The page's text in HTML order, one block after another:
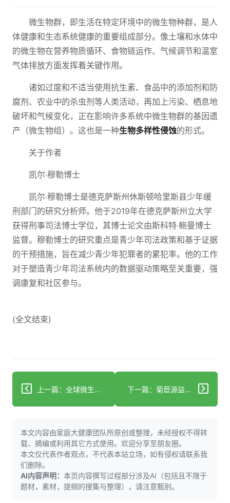
微生物群，即生活在特定环境中的微生物种群，是人
体健康和生态系统健康的重要组成部分。像土壤和水体中
的微生物在营养物质循环、食物链运作、气候调节和温室
气体排放方面发挥着关键作用。
诸如过度和不适当使用抗生素、食品中的添加剂和防
腐剂、农业中的杀虫剂等人类活动，再加上污染、栖息地
破坏和气候变化，正在影响许多系统中微生物群的基因遗
产（微生物组）。这也是一种生物多样性侵蚀的形式。
关于作者
凯尔·穆勒博士
凯尔·穆勒博士是德克萨斯州休斯顿哈里斯县少年缓
刑部门的研究分析师。他于2019年在德克萨斯州立大学
获得刑事司法博士学位，其博士论文由斯科特·鲍曼博士
监督。穆勒博士的研究重点是青少年司法政策和基于证据
的干预措施，旨在减少青少年犯罪者的累犯率。他的工作
对于塑造青少年司法系统内的数据驱动策略至关重要，强
调康复和社区参与。
(全文结束)
上一篇：全球微生物组保存计划进入扩展阶段 下一篇：菊苣源益生元与HMOs：促进幼儿肠道健康
本文内容由家庭大健康团队所原创或整理，未经授权不得转
载、摘编或利用其它方式使用。欢迎分享至朋友圈。
本文仅代表作者观点，不代表本站立场，如有侵权请联系我
们删除。
AI内容声明： 本页内容撰写过程部分涉及AI（包括且不限于
题材，素材，提纲的搜集与整理），请注意甄别。